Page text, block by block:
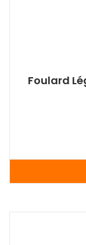
Foulard